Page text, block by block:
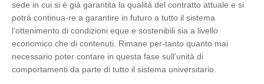
sede in cui si è già garantita la qualità del contratto attuale e si
potrà continua-re a garantire in futuro a tutto il sistema
l’ottenimento di condizioni eque e sostenibili sia a livello
economico che di contenuti. Rimane per-tanto quanto mai
necessario poter contare in questa fase sull’unità di
comportamenti da parte di tutto il sistema universitario.